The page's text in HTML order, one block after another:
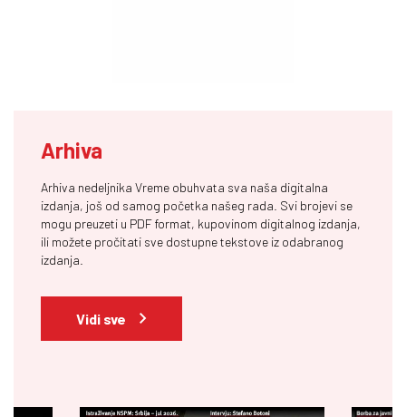
Arhiva
Arhiva nedeljnika Vreme obuhvata sva naša digitalna
izdanja, još od samog početka našeg rada. Svi brojevi se
mogu preuzeti u PDF format, kupovinom digitalnog izdanja,
ili možete pročitati sve dostupne tekstove iz odabranog
izdanja.
Vidi sve